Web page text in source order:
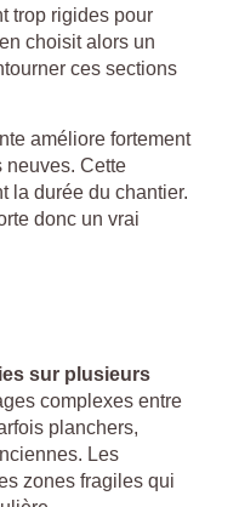
trop rigides pour
choisit alors un
ces sections
améliore fortement
neuves. Cette
la durée du chantier.
donc un vrai
sur plusieurs
complexes entre
planchers,
Les
zones fragiles qui